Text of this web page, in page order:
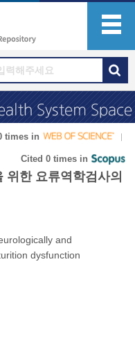
times in
Cited 0 times in
위한 요류역학검사의
and
dysfunction